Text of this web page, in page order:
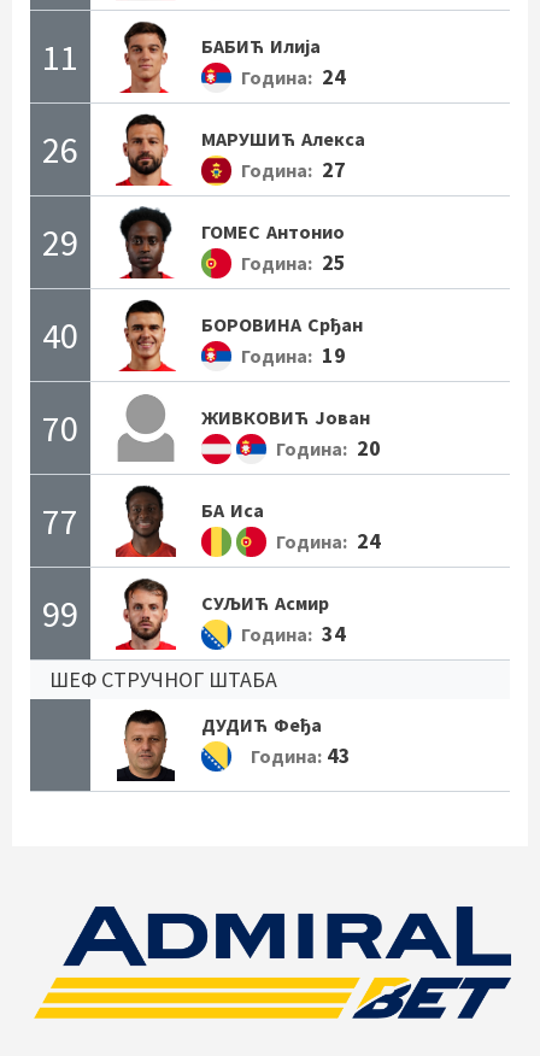
11 БАБИЋ Илија
Година: 24
26 МАРУШИЋ Алекса
Година: 27
29 ГОМЕС Антонио
Година: 25
40 БОРОВИНА Срђан
Година: 19
70 ЖИВКОВИЋ Јован
Година: 20
77 БА Иса
Година: 24
99 СУЉИЋ Асмир
Година: 34
ШЕФ СТРУЧНОГ ШТАБА
ДУДИЋ Феђа
Година: 43